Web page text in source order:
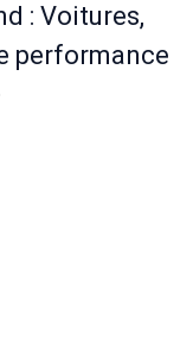
: Voitures,
performance